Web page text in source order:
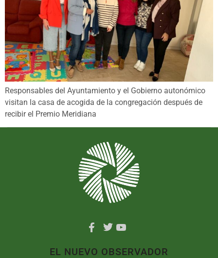
Responsables del Ayuntamiento y el Gobierno autonómico
visitan la casa de acogida de la congregación después de
recibir el Premio Meridiana
EL NUEVO OBSERVADOR